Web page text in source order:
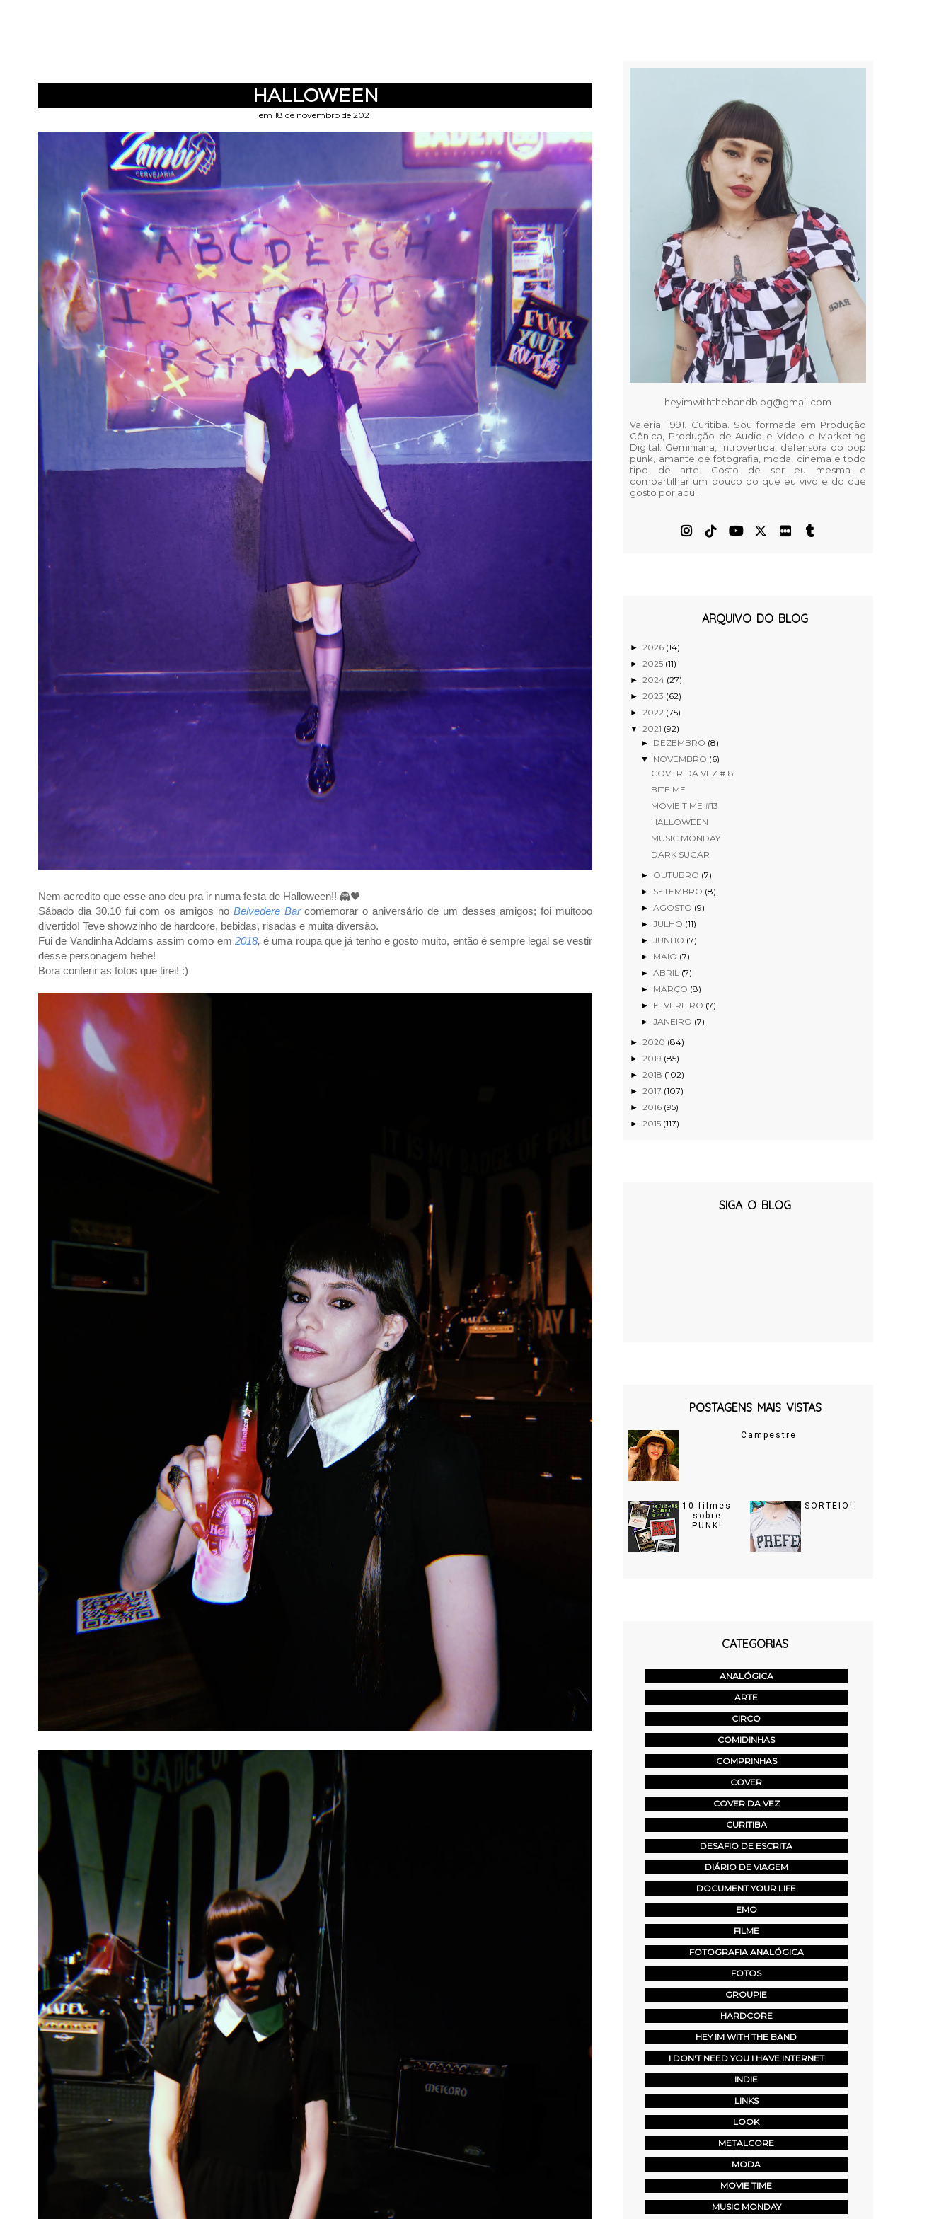
HALLOWEEN
em 18 de novembro de 2021
Nem acredito que esse ano deu pra ir numa festa de Halloween!! 👻🖤
Sábado dia 30.10 fui com os amigos no Belvedere Barcomemorar o aniversário de um desses amigos; foi muitooo
divertido! Teve showzinho de hardcore, bebidas, risadas e muita diversão.
Fui de Vandinha Addams assim como em 2018,é uma roupa que já tenho e gosto muito, então é sempre legal se vestir
desse personagem hehe!
Bora conferir as fotos que tirei! :)
heyimwiththebandblog@gmail.com
Valéria. 1991. Curitiba. Sou formada em Produção
Cênica, Produção de Áudio e Vídeo e Marketing
Digital. Geminiana, introvertida, defensora do pop
punk, amante de fotografia, moda, cinema e todo
tipo de arte. Gosto de ser eu mesma e
compartilhar um pouco do que eu vivo e do que
gosto por aqui.
ARQUIVO DO BLOG
►2026 (14)
►2025 (11)
►2024 (27)
►2023 (62)
►2022 (75)
▼2021 (92)
► DEZEMBRO (8)
▼ NOVEMBRO (6)
COVER DA VEZ #18
BITE ME
MOVIE TIME #13
HALLOWEEN
MUSIC MONDAY
DARK SUGAR
► OUTUBRO (7)
► SETEMBRO (8)
► AGOSTO (9)
► JULHO (11)
► JUNHO (7)
► MAIO (7)
► ABRIL (7)
► MARÇO (8)
► FEVEREIRO (7)
► JANEIRO (7)
►2020 (84)
►2019 (85)
►2018 (102)
►2017 (107)
►2016 (95)
►2015 (117)
SIGA O BLOG
POSTAGENS MAIS VISTAS
Campestre
10 filmes
sobre
PUNK!
SORTEIO!
CATEGORIAS
ANALÓGICA
ARTE
CIRCO
COMIDINHAS
COMPRINHAS
COVER
COVER DA VEZ
CURITIBA
DESAFIO DE ESCRITA
DIÁRIO DE VIAGEM
DOCUMENT YOUR LIFE
EMO
FILME
FOTOGRAFIA ANALÓGICA
FOTOS
GROUPIE
HARDCORE
HEY IM WITH THE BAND
I DON'T NEED YOU I HAVE INTERNET
INDIE
LINKS
LOOK
METALCORE
MODA
MOVIE TIME
MUSIC MONDAY